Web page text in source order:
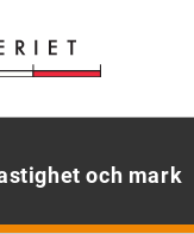
och mark